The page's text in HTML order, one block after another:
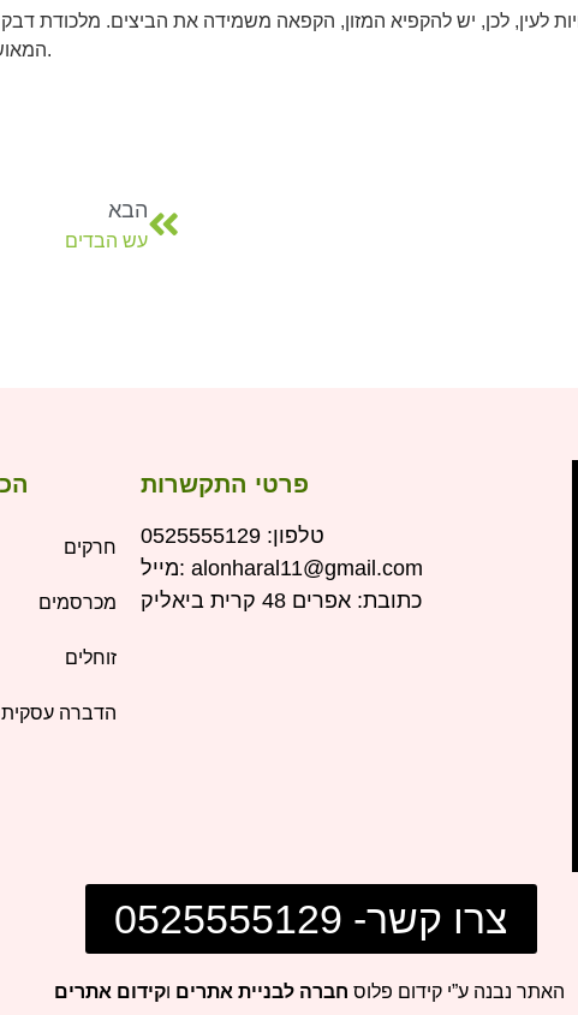
לעין, לכן, יש להקפיא המזון, הקפאה משמידה את הביצים. מלכודת
המאושרים לשימוש, זהירות להקפיד לבצע עפ״י ההוראות.
הבא
עש הבדים
חרקים
מכרסמים
זוחלים
הדברה עסקית
פרטי התקשרות
טלפון: 525555129
מייל:alonharal11@gmail.com
כתובת: אפרים 48 קרית ביאליק
צרו קשר- 0525555129
האתר נבנה ע”י קידום פלוס חברה לבניית אתרים וקידום אתרים